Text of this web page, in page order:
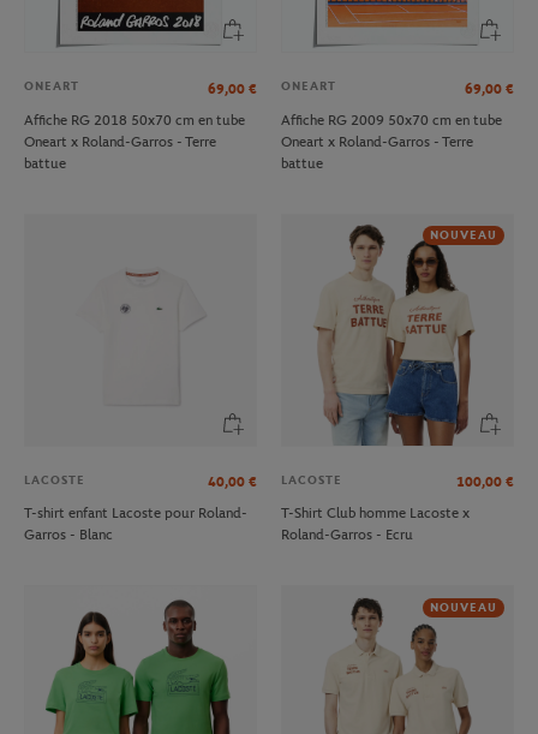
ONEART 69,00 €
Affiche RG 2018 50x70 cm en tube
Oneart x Roland-Garros - Terre
battue
ONEART 69,00 €
Affiche RG 2009 50x70 cm en tube
Oneart x Roland-Garros - Terre
battue
LACOSTE 40,00 €
T-shirt enfant Lacoste pour Roland-
Garros - Blanc
NOUVEAU
LACOSTE 100,00 €
T-Shirt Club homme Lacoste x
Roland-Garros - Ecru
NOUVEAU